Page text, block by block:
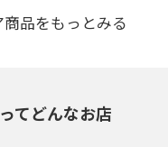
品をもっとみる
てどんなお店